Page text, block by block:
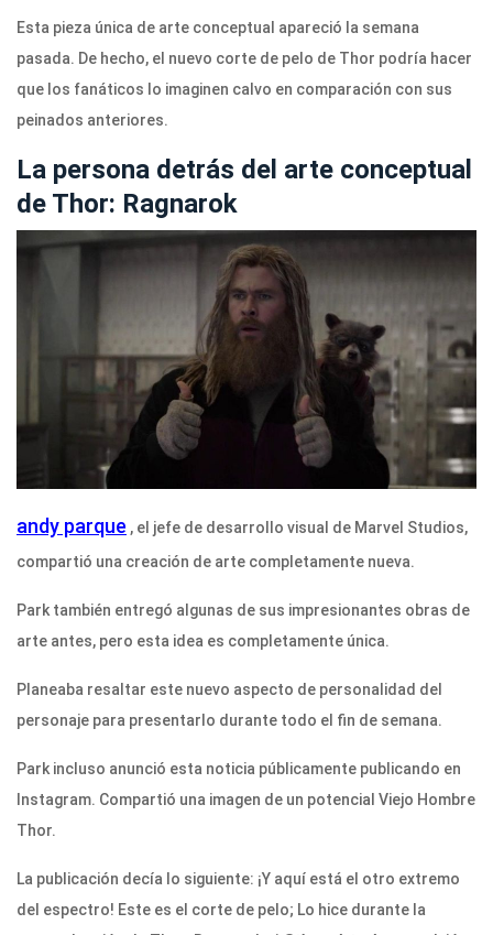
Esta pieza única de arte conceptual apareció la semana
pasada. De hecho, el nuevo corte de pelo de Thor podría hacer
que los fanáticos lo imaginen calvo en comparación con sus
peinados anteriores.
La persona detrás del arte conceptual
de Thor: Ragnarok
andy parque , el jefe de desarrollo visual de Marvel Studios,
compartió una creación de arte completamente nueva.
Park también entregó algunas de sus impresionantes obras de
arte antes, pero esta idea es completamente única.
Planeaba resaltar este nuevo aspecto de personalidad del
personaje para presentarlo durante todo el fin de semana.
Park incluso anunció esta noticia públicamente publicando en
Instagram. Compartió una imagen de un potencial Viejo Hombre
Thor.
La publicación decía lo siguiente: ¡Y aquí está el otro extremo
del espectro! Este es el corte de pelo; Lo hice durante la